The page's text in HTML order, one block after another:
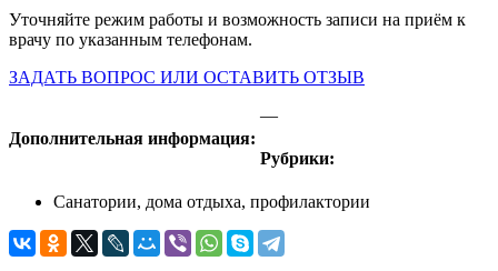
Уточняйте режим работы и возможность записи на приём к
врачу по указанным телефонам.
ЗАДАТЬ ВОПРОС ИЛИ ОСТАВИТЬ ОТЗЫВ
Дополнительная информация:
—
Рубрики:
Санатории, дома отдыха, профилактории